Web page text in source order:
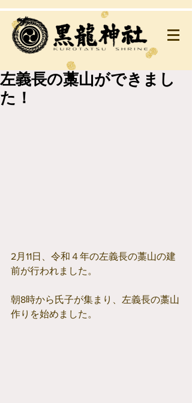
左義長の藁山ができまし
た！
2月11日、令和４年の左義長の藁山の建
前が行われました。
朝8時から氏子が集まり、左義長の藁山
作りを始めました。